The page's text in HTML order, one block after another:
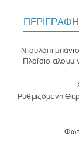
ΠΕΡΙΓΡΑΦΗ
Ντουλάπι
Πλαίσιο
Ρυθμιζόμενη